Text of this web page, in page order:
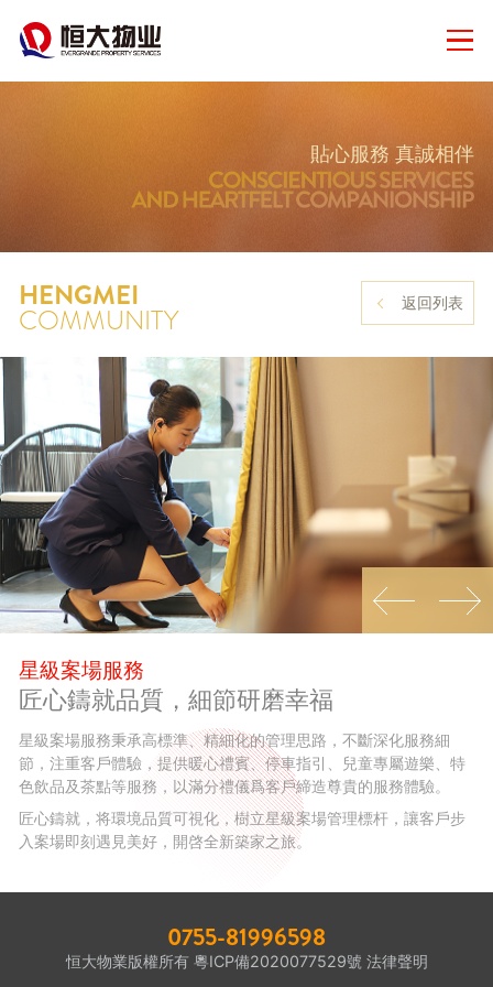
貼心服務 真誠相伴
HENGMEI
COMMUNITY 返回列表
星級案場服務
匠心鑄就品質，細節研磨幸福
星級案場服務秉承高標準、精細化的管理思路，不斷深化服務細
節，注重客戶體驗，提供暖心禮賓、停車指引、兒童專屬遊樂、特
色飲品及茶點等服務，以滿分禮儀爲客戶締造尊貴的服務體驗。
匠心鑄就，将環境品質可視化，樹立星級案場管理標杆，讓客戶步
入案場即刻遇見美好，開啓全新築家之旅。
0755-81996598
恒大物業版權所有 粵ICP備2020077529號 法律聲明